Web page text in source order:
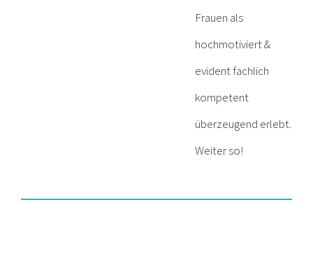
Frauen als
hochmotiviert &
evident fachlich
kompetent
überzeugend erlebt.
Weiter so!